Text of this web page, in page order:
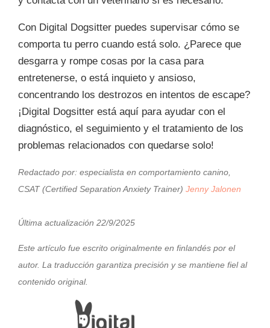
Con Digital Dogsitter puedes supervisar cómo se
comporta tu perro cuando está solo. ¿Parece que
desgarra y rompe cosas por la casa para
entretenerse, o está inquieto y ansioso,
concentrando los destrozos en intentos de escape?
¡Digital Dogsitter está aquí para ayudar con el
diagnóstico, el seguimiento y el tratamiento de los
problemas relacionados con quedarse solo!
Redactado por: especialista en comportamiento canino,
CSAT (Certified Separation Anxiety Trainer) Jenny Jalonen
Última actualización 22/9/2025
Este artículo fue escrito originalmente en finlandés por el
autor. La traducción garantiza precisión y se mantiene fiel al
contenido original.